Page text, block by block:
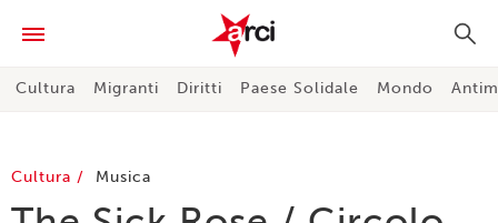
Cultura Migranti Diritti Paese Solidale Mondo
Cultura Musica